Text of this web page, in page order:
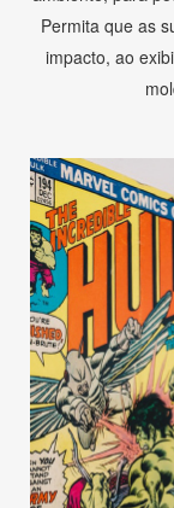
Permita que as
impacto, ao